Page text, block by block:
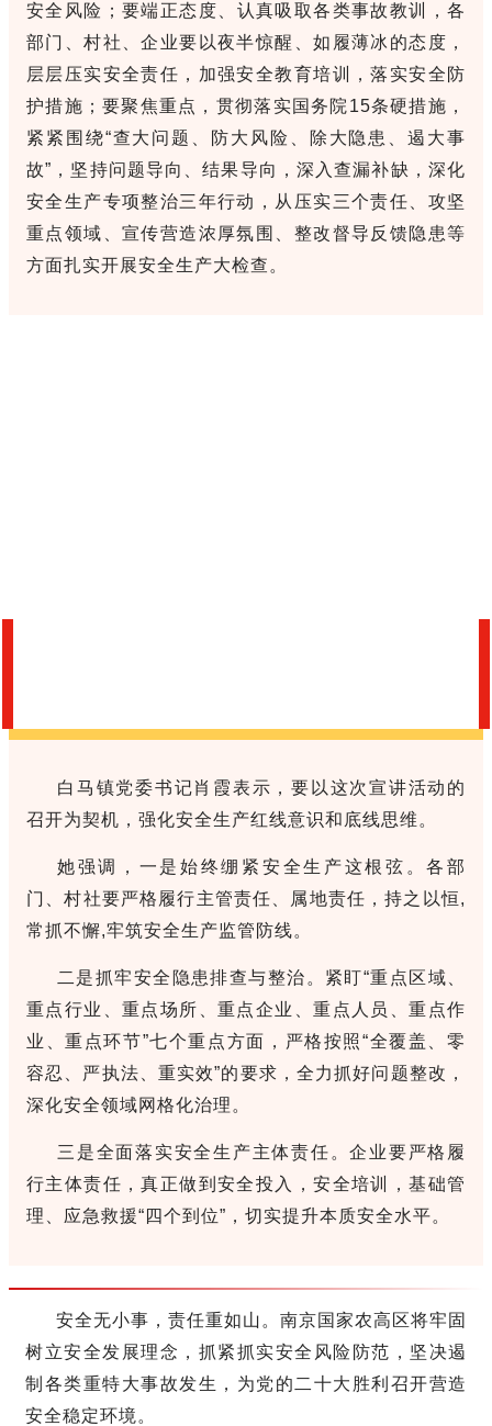
安全风险； 要端正态度、认真吸取各类事故教训，各
部门、村社、企业要以夜半惊醒、如履薄冰的态度，
层层压实安全责任，加强安全教育培训，落实安全防
护措施； 要聚焦重点，贯彻落实国务院15条硬措施，
紧紧围绕“查大问题、防大风险、除大隐患、遏大事
故”，坚持问题导向、结果导向，深入查漏补缺，深化
安全生产专项整治三年行动，从压实三个责任、攻坚
重点领域、宣传营造浓厚氛围、整改督导反馈隐患等
方面扎实开展安全生产大检查。
白马镇党委书记肖霞表示，要以这次宣讲活动的
召开为契机，强化安全生产红线意识和底线思维。
她强调，一是始终绷紧安全生产这根弦。各部
门、村社要严格履行主管责任、属地责任，持之以恒,
常抓不懈,牢筑安全生产监管防线。
二是抓牢安全隐患排查与整治。紧盯“重点区域、
重点行业、重点场所、重点企业、重点人员、重点作
业、重点环节”七个重点方面，严格按照“全覆盖、零
容忍、严执法、重实效”的要求，全力抓好问题整改，
深化安全领域网格化治理。
三是全面落实安全生产主体责任。企业要严格履
行主体责任，真正做到安全投入，安全培训，基础管
理、应急救援“四个到位”，切实提升本质安全水平。
安全无小事，责任重如山。南京国家农高区将牢固
树立安全发展理念，抓紧抓实安全风险防范，坚决遏
制各类重特大事故发生，为党的二十大胜利召开营造
安全稳定环境。